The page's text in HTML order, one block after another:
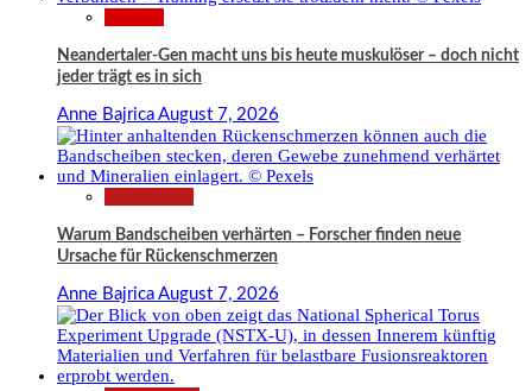
Neandertaler-Gen macht uns bis heute muskulöser – doch nicht
jeder trägt es in sich
Anne Bajrica August 7, 2026
Warum Bandscheiben verhärten – Forscher finden neue
Ursache für Rückenschmerzen
Anne Bajrica August 7, 2026